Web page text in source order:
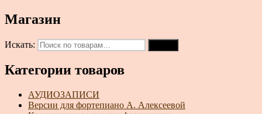
Магазин
Искать:
Категории товаров
АУДИОЗАПИСИ
Версии для фортепиано А. Алексеевой